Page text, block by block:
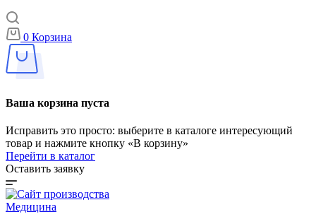
0 Корзина
Ваша корзина пуста
Исправить это просто: выберите в каталоге интересующий
товар и нажмите кнопку «В корзину»
Перейти в каталог
Оставить заявку
Медицина